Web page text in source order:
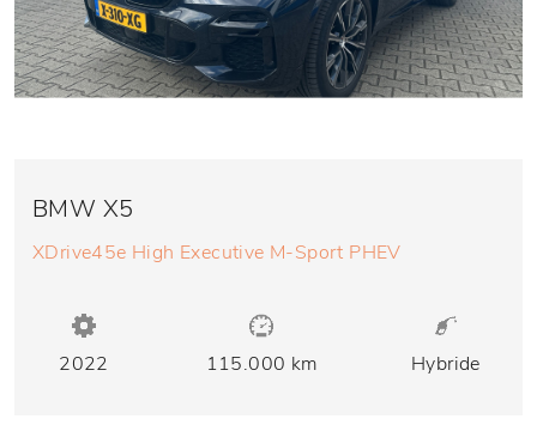
BMW X5
XDrive45e High Executive M-Sport PHEV
2022 115.000 km Hybride